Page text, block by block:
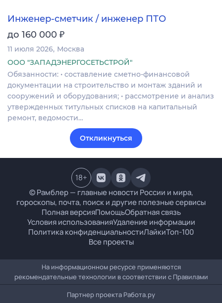
Инженер-сметчик / инженер ПТО
до 160 000 ₽
11 июля 2026 Москва
ООО "ЗАПАДЭНЕРГОСЕТЬСТРОЙ"
Обязанности: • составление сметно-финансовой
документации на строительство и монтаж зданий и
сооружений и оборудования; • рассмотрение и анализ
утвержденных титульных списков на капитальный
ремонт, ведомости…
Откликнуться
© Рамблер — главные новости России и мира,
гороскопы, почта, поиск и другие полезные сервисы
Полная версияПомощьОбратная связь
Условия использованияУдаление информации
Политика конфиденциальностиЛайкиТоп-100
Все проекты
18+
На информационном ресурсе применяются
рекомендательные технологии в соответствии с Правилами
Партнер проекта Работа.ру